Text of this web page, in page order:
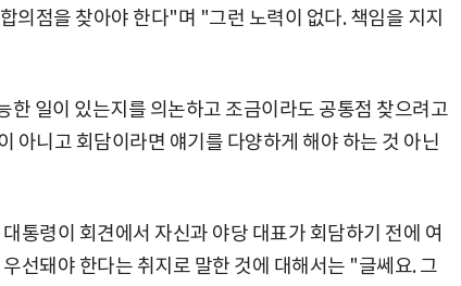
의점을 찾아야 한다"며 "그런 노력이 없다. 책임을 지지
한 일이 있는지를 의논하고 조금이라도 공통점 찾으려고
아니고 회담이라면 얘기를 다양하게 해야 하는 것 아닌
통령이 회견에서 자신과 야당 대표가 회담하기 전에 여
선돼야 한다는 취지로 말한 것에 대해서는 "글쎄요. 그